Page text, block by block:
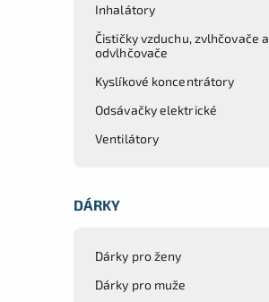
Inhalátory
Čističky vzduchu, zvlhčovače a
odvlhčovače
Kyslíkové koncentrátory
Odsávačky elektrické
Ventilátory
DÁRKY
Dárky pro ženy
Dárky pro muže